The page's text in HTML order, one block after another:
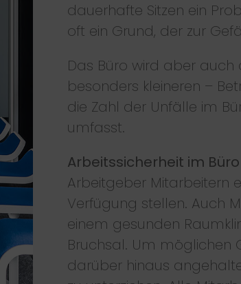
dauerhafte Sitzen ein
oft ein Grund, der zur
Das Büro wird aber
besonders kleineren –
die Zahl der Unfälle im
umfasst.
Arbeitssicherheit im
Arbeitgeber Mitarbeitern
Verfügung stellen. Auch
einem gesunden
Bruchsal. Um möglichen
darüber hinaus